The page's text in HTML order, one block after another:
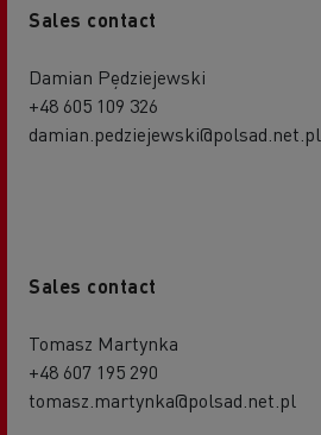
Sales contact
Damian Pędziejewski
+48 605 109 326
damian.pedziejewski@polsad.net.pl
Sales contact
Tomasz Martynka
+48 607 195 290
tomasz.martynka@polsad.net.pl